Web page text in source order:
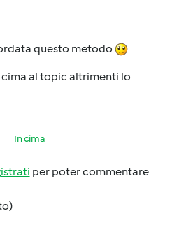
questo metodo
cima al topic altrimenti lo
In cima
per poter commentare